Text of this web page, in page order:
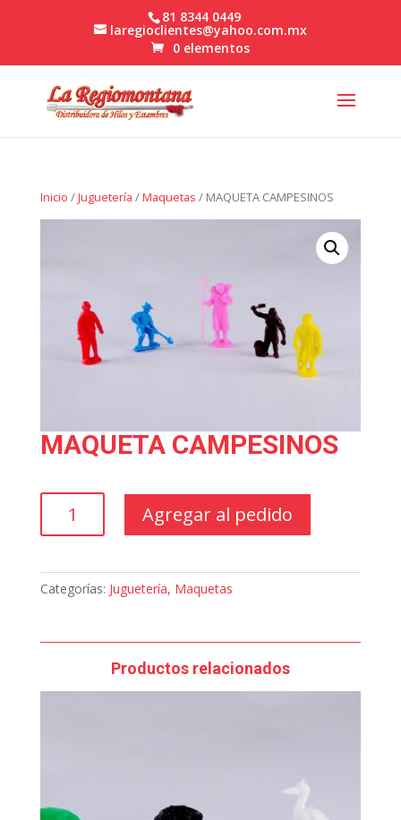
81 8344 0449
laregioclientes@yahoo.com.mx
0 elementos
Inicio /Juguetería /Maquetas / MAQUETA CAMPESINOS
MAQUETA CAMPESINOS
CAMPESINOS
Agregar al pedido
Categorías: Juguetería, Maquetas
Productos relacionados